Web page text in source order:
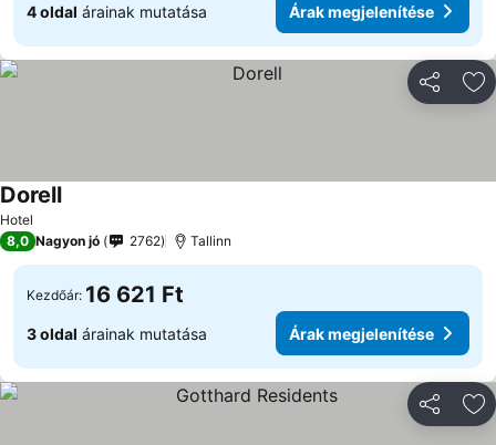
4 oldal árainak mutatása Árak megjelenítése
Hotel
DorellÁrak megjelenítése
8,0 Nagyon jó 2762 Tallinn
Kezdőár: 16 621 Ft
3 oldal árainak mutatása Árak megjelenítése